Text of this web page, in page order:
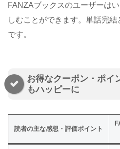
FANZAブックスのユーザーは
しむことができます。単話完
です。
お得なクーポン・ポイ
もハッピーに
読者の主な感想・評価ポイント